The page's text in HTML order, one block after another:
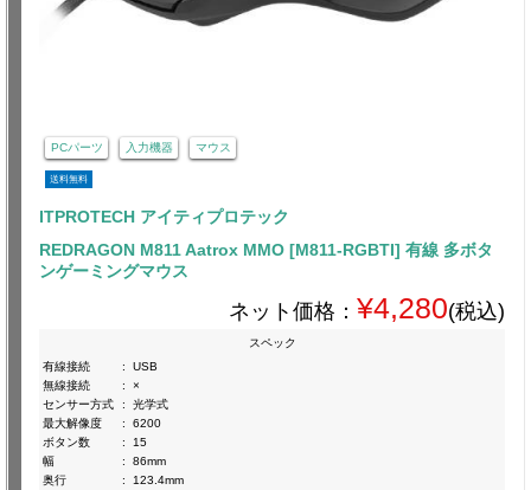
PCパーツ 入力機器 マウス
送料無料
ITPROTECH アイティプロテック
REDRAGON M811 Aatrox MMO [M811-RGBTI] 有線 多ボタ
ンゲーミングマウス
ネット価格： ¥4,280(税込)
スペック
有線接続
:
USB
無線接続
:
×
センサー方式
:
光学式
最大解像度
:
6200
ボタン数
:
15
幅
:
86mm
奥行
:
123.4mm